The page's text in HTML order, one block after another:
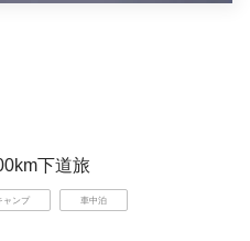
下道旅
ャンプ 車中泊